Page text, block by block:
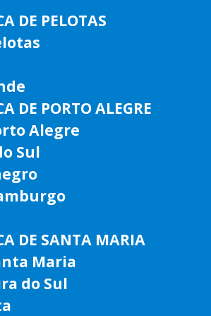
DE PELOTAS
DE PORTO ALEGRE
Alegre
Sul
DE SANTA MARIA
Maria
do Sul